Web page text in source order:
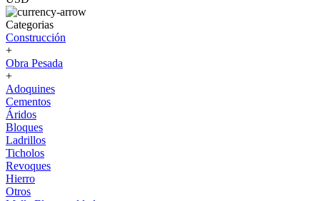
Categorias
Construcción
+
Obra Pesada
+
Adoquines
Cementos
Áridos
Bloques
Ladrillos
Ticholos
Revoques
Hierro
Otros